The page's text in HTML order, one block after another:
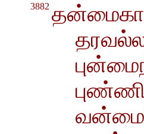
3882